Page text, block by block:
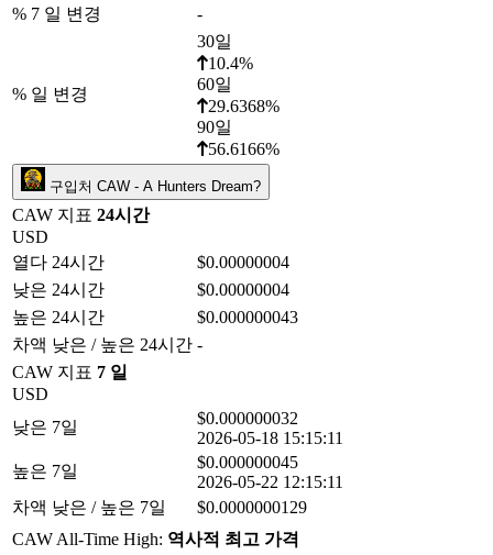
% 7 일 변경
-
% 일 변경
30일
10.4%
60일
29.6368%
90일
56.6166%
구입처 CAW - A Hunters Dream?
CAW 지표 24시간
USD
열다 24시간
$0.00000004
낮은 24시간
$0.00000004
높은 24시간
$0.000000043
차액 낮은 / 높은 24시간 -
CAW 지표 7 일
USD
낮은 7일
$0.000000032
2026-05-18 15:15:11
높은 7일
$0.000000045
2026-05-22 12:15:11
차액 낮은 / 높은 7일
$0.0000000129
CAW All-Time High: 역사적 최고 가격